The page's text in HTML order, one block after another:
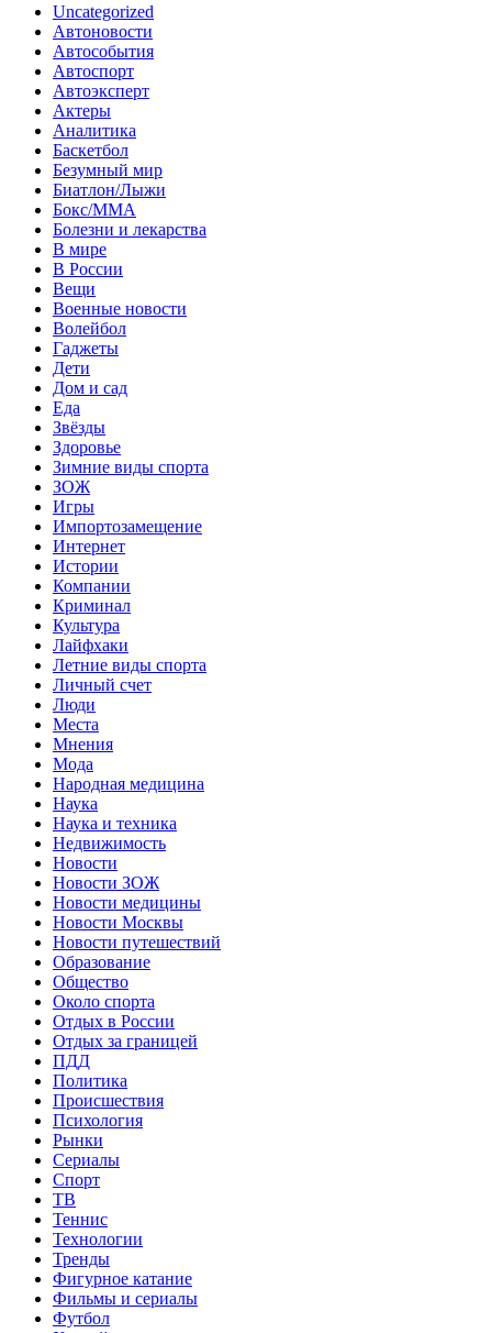
Uncategorized
Автоновости
Автособытия
Автоспорт
Автоэксперт
Актеры
Аналитика
Баскетбол
Безумный мир
Биатлон/Лыжи
Бокс/MMA
Болезни и лекарства
В мире
В России
Вещи
Военные новости
Волейбол
Гаджеты
Дети
Дом и сад
Еда
Звёзды
Здоровье
Зимние виды спорта
ЗОЖ
Игры
Импортозамещение
Интернет
Истории
Компании
Криминал
Культура
Лайфхаки
Летние виды спорта
Личный счет
Люди
Места
Мнения
Мода
Народная медицина
Наука
Наука и техника
Недвижимость
Новости
Новости ЗОЖ
Новости медицины
Новости Москвы
Новости путешествий
Образование
Общество
Около спорта
Отдых в России
Отдых за границей
ПДД
Политика
Происшествия
Психология
Рынки
Сериалы
Спорт
ТВ
Теннис
Технологии
Тренды
Фигурное катание
Фильмы и сериалы
Футбол